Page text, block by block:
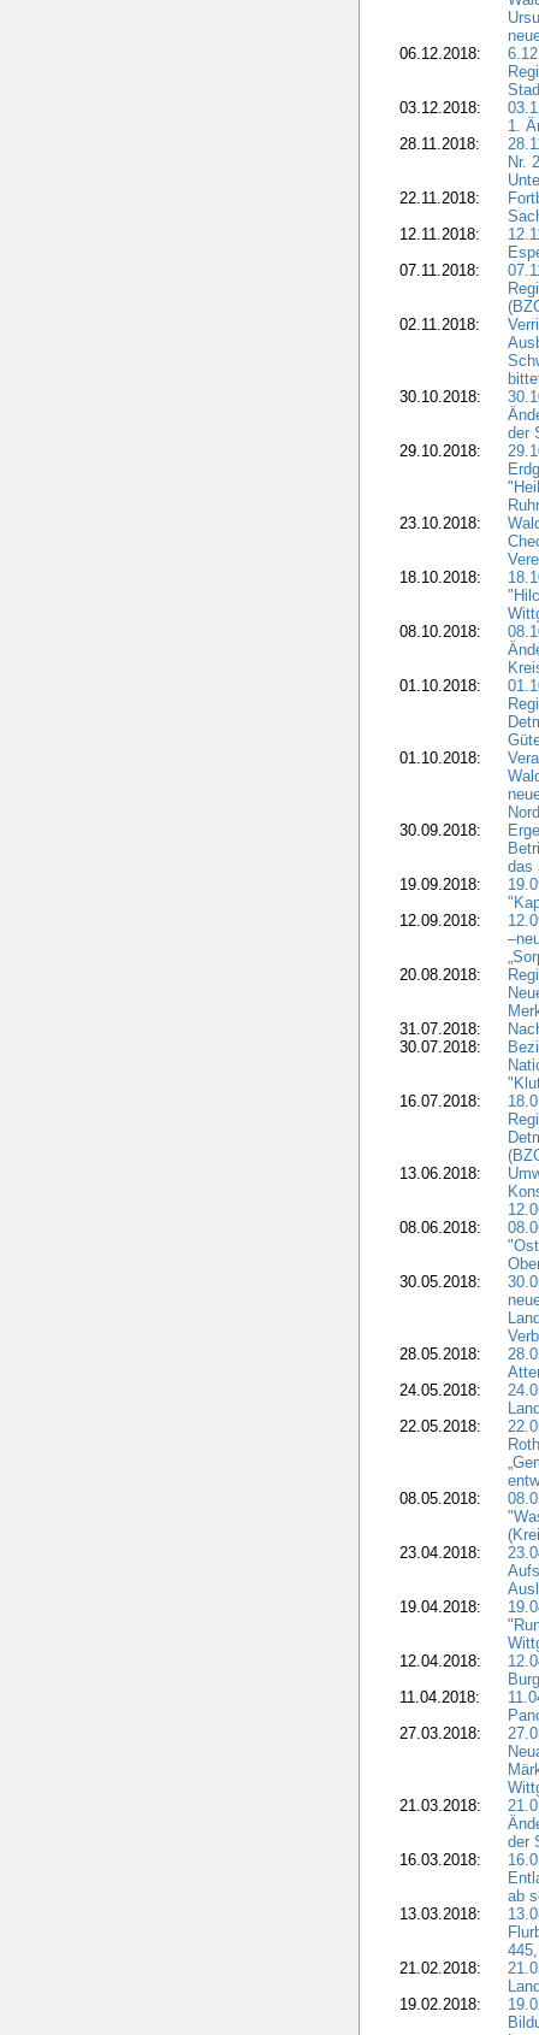
06.12.2018:
03.12.2018:
1.
28.11.2018:
Nr.
22.11.2018:
12.11.2018:
07.11.2018:
02.11.2018:
30.10.2018:
der
29.10.2018:
23.10.2018:
18.10.2018:
08.10.2018:
01.10.2018:
01.10.2018:
30.09.2018:
das
19.09.2018:
12.09.2018:
20.08.2018:
31.07.2018:
30.07.2018:
16.07.2018:
13.06.2018:
08.06.2018:
30.05.2018:
28.05.2018:
24.05.2018:
22.05.2018:
08.05.2018:
23.04.2018:
19.04.2018:
12.04.2018:
11.04.2018:
27.03.2018:
21.03.2018:
der
16.03.2018:
ab
13.03.2018:
21.02.2018:
19.02.2018: